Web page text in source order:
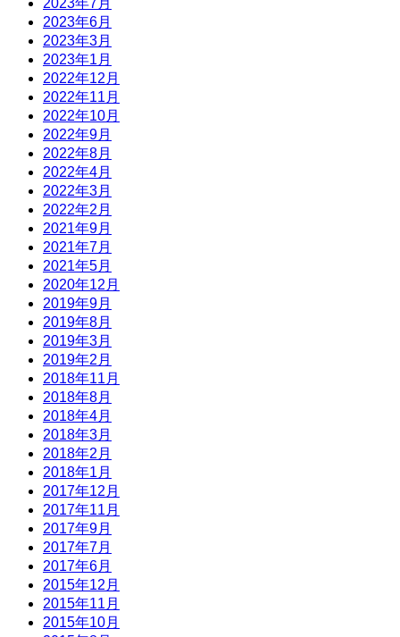
2023年7月
2023年6月
2023年3月
2023年1月
2022年12月
2022年11月
2022年10月
2022年9月
2022年8月
2022年4月
2022年3月
2022年2月
2021年9月
2021年7月
2021年5月
2020年12月
2019年9月
2019年8月
2019年3月
2019年2月
2018年11月
2018年8月
2018年4月
2018年3月
2018年2月
2018年1月
2017年12月
2017年11月
2017年9月
2017年7月
2017年6月
2015年12月
2015年11月
2015年10月